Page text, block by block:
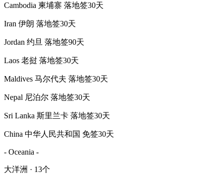
Cambodia 柬埔寨 落地签30天
Iran 伊朗 落地签30天
Jordan 约旦 落地签90天
Laos 老挝 落地签30天
Maldives 马尔代夫 落地签30天
Nepal 尼泊尔 落地签30天
Sri Lanka 斯里兰卡 落地签30天
China 中华人民共和国 免签30天
- Oceania -
大洋洲 · 13个